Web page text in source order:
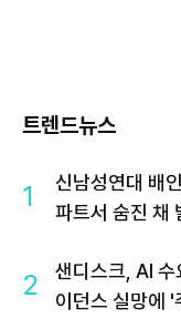
트렌드뉴스
1
신남성연대 배
파트서 숨진 채
2
샌디스크, AI
이던스 실망에 '